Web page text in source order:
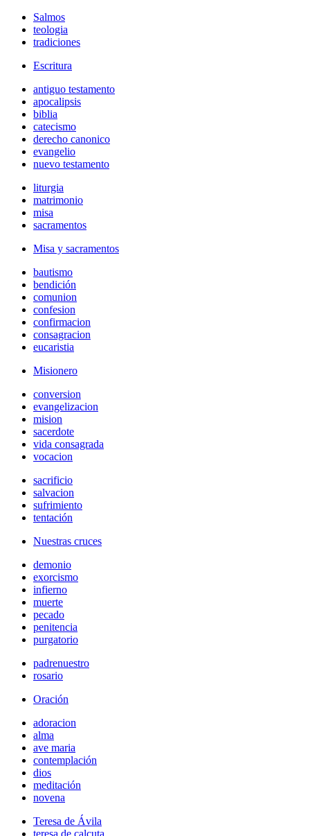
Salmos
teologia
tradiciones
Escritura
antiguo testamento
apocalipsis
biblia
catecismo
derecho canonico
evangelio
nuevo testamento
liturgia
matrimonio
misa
sacramentos
Misa y sacramentos
bautismo
bendición
comunion
confesion
confirmacion
consagracion
eucaristia
Misionero
conversion
evangelizacion
mision
sacerdote
vida consagrada
vocacion
sacrificio
salvacion
sufrimiento
tentación
Nuestras cruces
demonio
exorcismo
infierno
muerte
pecado
penitencia
purgatorio
padrenuestro
rosario
Oración
adoracion
alma
ave maria
contemplación
dios
meditación
novena
Teresa de Ávila
teresa de calcuta